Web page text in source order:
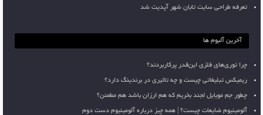
تعرفه طراحی سایت تابان شهر آپدیت شد
آخرین آلبوم ها
چرا توری‌های فلزی این‌قدر پرکاربردند؟
ریمیکس تبلیغاتی چیست و چه تاثیری در برندینگ دارد؟
چطور جم موبایل لجند بخریم که هم ارزان باشد هم مطمئن؟
آلومینیوم ضایعات چیست؟ | همه چیز درباره آلومینیوم دست دوم